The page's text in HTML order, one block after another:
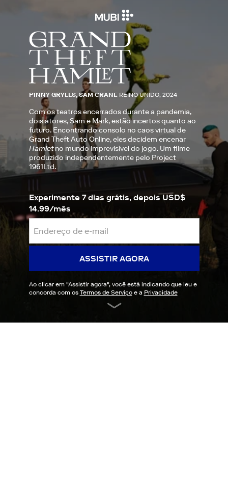
PINNY GRYLLS, SAM CRANE REINO UNIDO, 2024
Com os teatros encerrados durante a pandemia,
dois atores, Sam e Mark, estão incertos quanto ao
futuro. Encontrando consolo no caos virtual de
Grand Theft Auto Online, eles decidem encenar
Hamletno mundo imprevisível do jogo. Um filme
produzido independentemente pelo Project
1961Ltd.
Experimente 7 dias grátis, depois USD$
14.99/mês
ASSISTIR AGORA
Ao clicar em "Assistir agora", você está indicando que leu e
concorda com os Termos de Serviçoe a Privacidade